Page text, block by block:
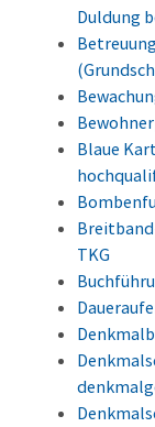
Duldung
Blaue
TKG